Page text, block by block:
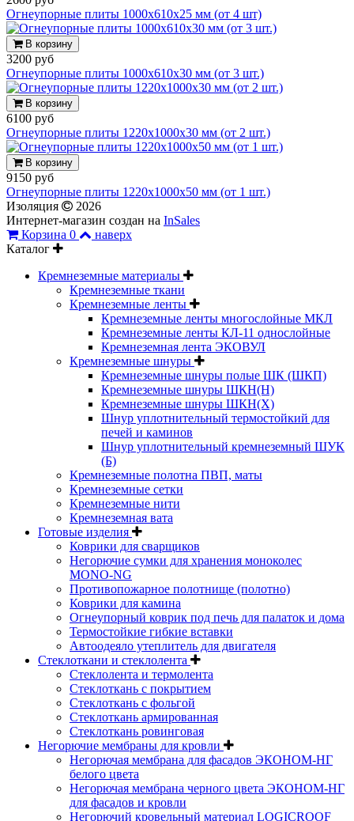
Огнеупорные плиты 1000х610х25 мм (от 4 шт)
В корзину
3200 руб
Огнеупорные плиты 1000х610х30 мм (от 3 шт.)
В корзину
6100 руб
Огнеупорные плиты 1220x1000x30 мм (от 2 шт.)
В корзину
9150 руб
Огнеупорные плиты 1220x1000x50 мм (от 1 шт.)
Изоляция
2026
Интернет-магазин создан на InSales
Корзина 0
наверх
Каталог
Кремнеземные материалы
Кремнеземные ткани
Кремнеземные ленты
Кремнеземные ленты многослойные МКЛ
Кремнеземные ленты КЛ-11 однослойные
Кремнеземная лента ЭКОВУЛ
Кремнеземные шнуры
Кремнеземные шнуры полые ШК (ШКП)
Кремнеземные шнуры ШКН(Н)
Кремнеземные шнуры ШКН(Х)
Шнур уплотнительный термостойкий для
печей и каминов
Шнур уплотнительный кремнеземный ШУК
(Б)
Кремнеземные полотна ПВП, маты
Кремнеземные сетки
Кремнеземные нити
Кремнеземная вата
Готовые изделия
Коврики для сварщиков
Негорючие сумки для хранения моноколес
MONO-NG
Противопожарное полотнище (полотно)
Коврики для камина
Огнеупорный коврик под печь для палаток и дома
Термостойкие гибкие вставки
Автоодеяло утеплитель для двигателя
Стеклоткани и стеклолента
Стеклолента и термолента
Стеклоткань с покрытием
Стеклоткань с фольгой
Стеклоткань армированная
Стеклоткань ровинговая
Негорючие мембраны для кровли
Негорючая мембрана для фасадов ЭКОНОМ-НГ
белого цвета
Негорючая мембрана черного цвета ЭКОНОМ-НГ
для фасадов и кровли
Негорючий кровельный материал LOGICROOF